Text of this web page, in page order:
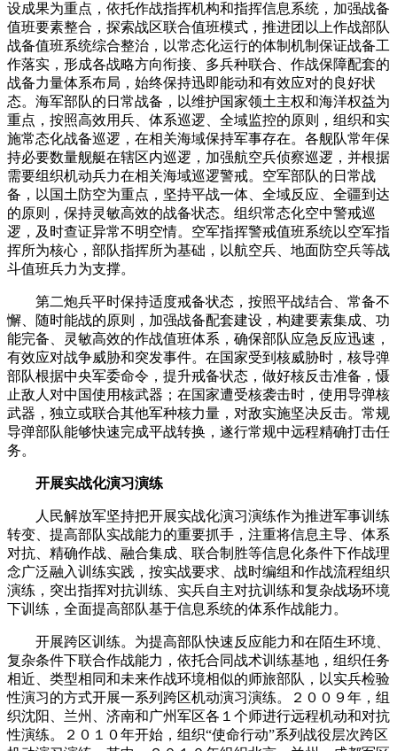
设成果为重点，依托作战指挥机构和指挥信息系统，加强战备
值班要素整合，探索战区联合值班模式，推进团以上作战部队
战备值班系统综合整治，以常态化运行的体制机制保证战备工
作落实，形成各战略方向衔接、多兵种联合、作战保障配套的
战备力量体系布局，始终保持迅即能动和有效应对的良好状
态。海军部队的日常战备，以维护国家领土主权和海洋权益为
重点，按照高效用兵、体系巡逻、全域监控的原则，组织和实
施常态化战备巡逻，在相关海域保持军事存在。各舰队常年保
持必要数量舰艇在辖区内巡逻，加强航空兵侦察巡逻，并根据
需要组织机动兵力在相关海域巡逻警戒。空军部队的日常战
备，以国土防空为重点，坚持平战一体、全域反应、全疆到达
的原则，保持灵敏高效的战备状态。组织常态化空中警戒巡
逻，及时查证异常不明空情。空军指挥警戒值班系统以空军指
挥所为核心，部队指挥所为基础，以航空兵、地面防空兵等战
斗值班兵力为支撑。
第二炮兵平时保持适度戒备状态，按照平战结合、常备不
懈、随时能战的原则，加强战备配套建设，构建要素集成、功
能完备、灵敏高效的作战值班体系，确保部队应急反应迅速，
有效应对战争威胁和突发事件。在国家受到核威胁时，核导弹
部队根据中央军委命令，提升戒备状态，做好核反击准备，慑
止敌人对中国使用核武器；在国家遭受核袭击时，使用导弹核
武器，独立或联合其他军种核力量，对敌实施坚决反击。常规
导弹部队能够快速完成平战转换，遂行常规中远程精确打击任
务。
开展实战化演习演练
人民解放军坚持把开展实战化演习演练作为推进军事训练
转变、提高部队实战能力的重要抓手，注重将信息主导、体系
对抗、精确作战、融合集成、联合制胜等信息化条件下作战理
念广泛融入训练实践，按实战要求、战时编组和作战流程组织
演练，突出指挥对抗训练、实兵自主对抗训练和复杂战场环境
下训练，全面提高部队基于信息系统的体系作战能力。
开展跨区训练。为提高部队快速反应能力和在陌生环境、
复杂条件下联合作战能力，依托合同战术训练基地，组织任务
相近、类型相同和未来作战环境相似的师旅部队，以实兵检验
性演习的方式开展一系列跨区机动演习演练。２００９年，组
织沈阳、兰州、济南和广州军区各１个师进行远程机动和对抗
性演练。２０１０年开始，组织“使命行动”系列战役层次跨区